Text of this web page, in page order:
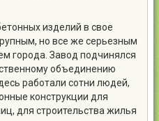
изделий в свое
но все же серьезным
города. Завод подчинялся
объединению
работали сотни людей,
конструкции для
для строительства жилья